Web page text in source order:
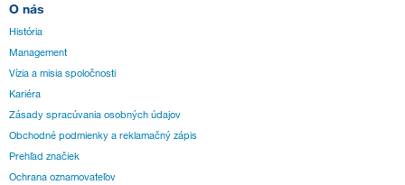
O nás
História
Management
Vízia a misia spoločnosti
Kariéra
Zásady spracúvania osobných údajov
Obchodné podmienky a reklamačný zápis
Prehľad značiek
Ochrana oznamovateľov